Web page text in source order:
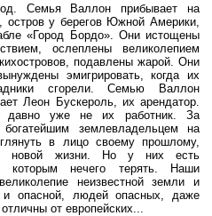
Семья Валлон прибывает на
остров у берегов Южной Америки,
«Город Бордо». Они истощены
ослеплены великолепием
подавлены жарой. Они
эмигрировать, когда их
сгорели. Семью Валлон
Леон Бускероль, их арендатор.
уже не их работник. За
землевладельцем на
в лицо своему прошлому,
новой жизни. Но у них есть
которым нечего терять. Наши
неизвестной земли и
опасной, людей опасных, даже
от европейских...